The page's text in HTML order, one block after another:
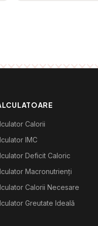
Calorii
IMC
Deficit Caloric
Macronutrienți
Calorii Necesare
Greutate Ideală